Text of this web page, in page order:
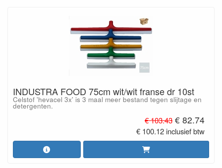
INDUSTRA FOOD 75cm wit/wit franse dr 10st
Celstof 'hevacel 3x' is 3 maal meer bestand tegen slijtage en
detergenten.
€ 103.43 € 82.74
€ 100.12 inclusief btw